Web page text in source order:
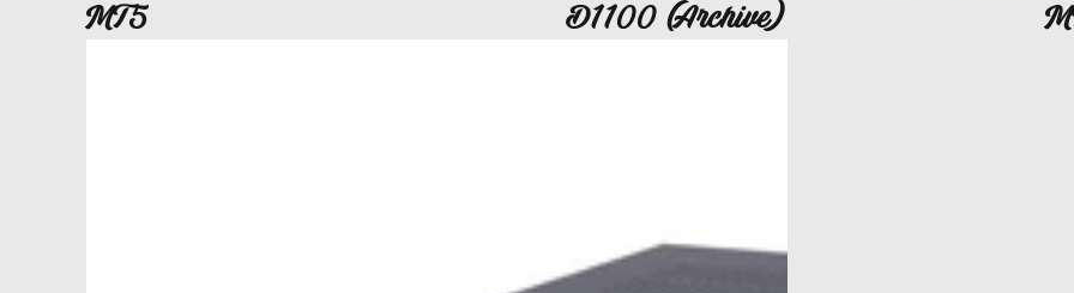
MT5 D1100 (Archive)